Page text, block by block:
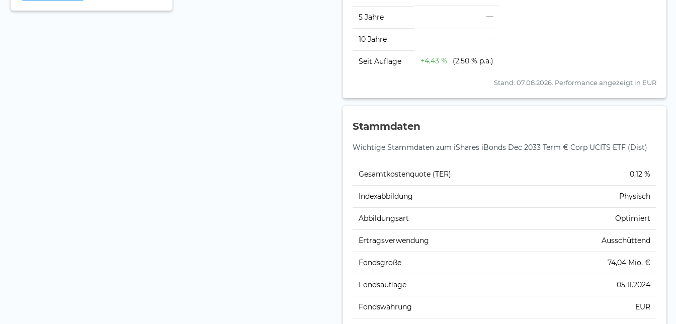
5 Jahre —
10 Jahre —
Seit Auflage +4,43 % (2,50 % p.a.)
Stand: 07.08.2026. Performance angezeigt in EUR
Stammdaten
Wichtige Stammdaten zum iShares iBonds Dec 2033 Term € Corp UCITS ETF (Dist)
Gesamt­kosten­quote (TER) 0,12 %
Index­abbildung Physisch
Abbildungs­art Optimiert
Ertrags­verwendung Ausschüttend
Fonds­größe 74,04 Mio. €
Fonds­auflage 05.11.2024
Fonds­währung EUR